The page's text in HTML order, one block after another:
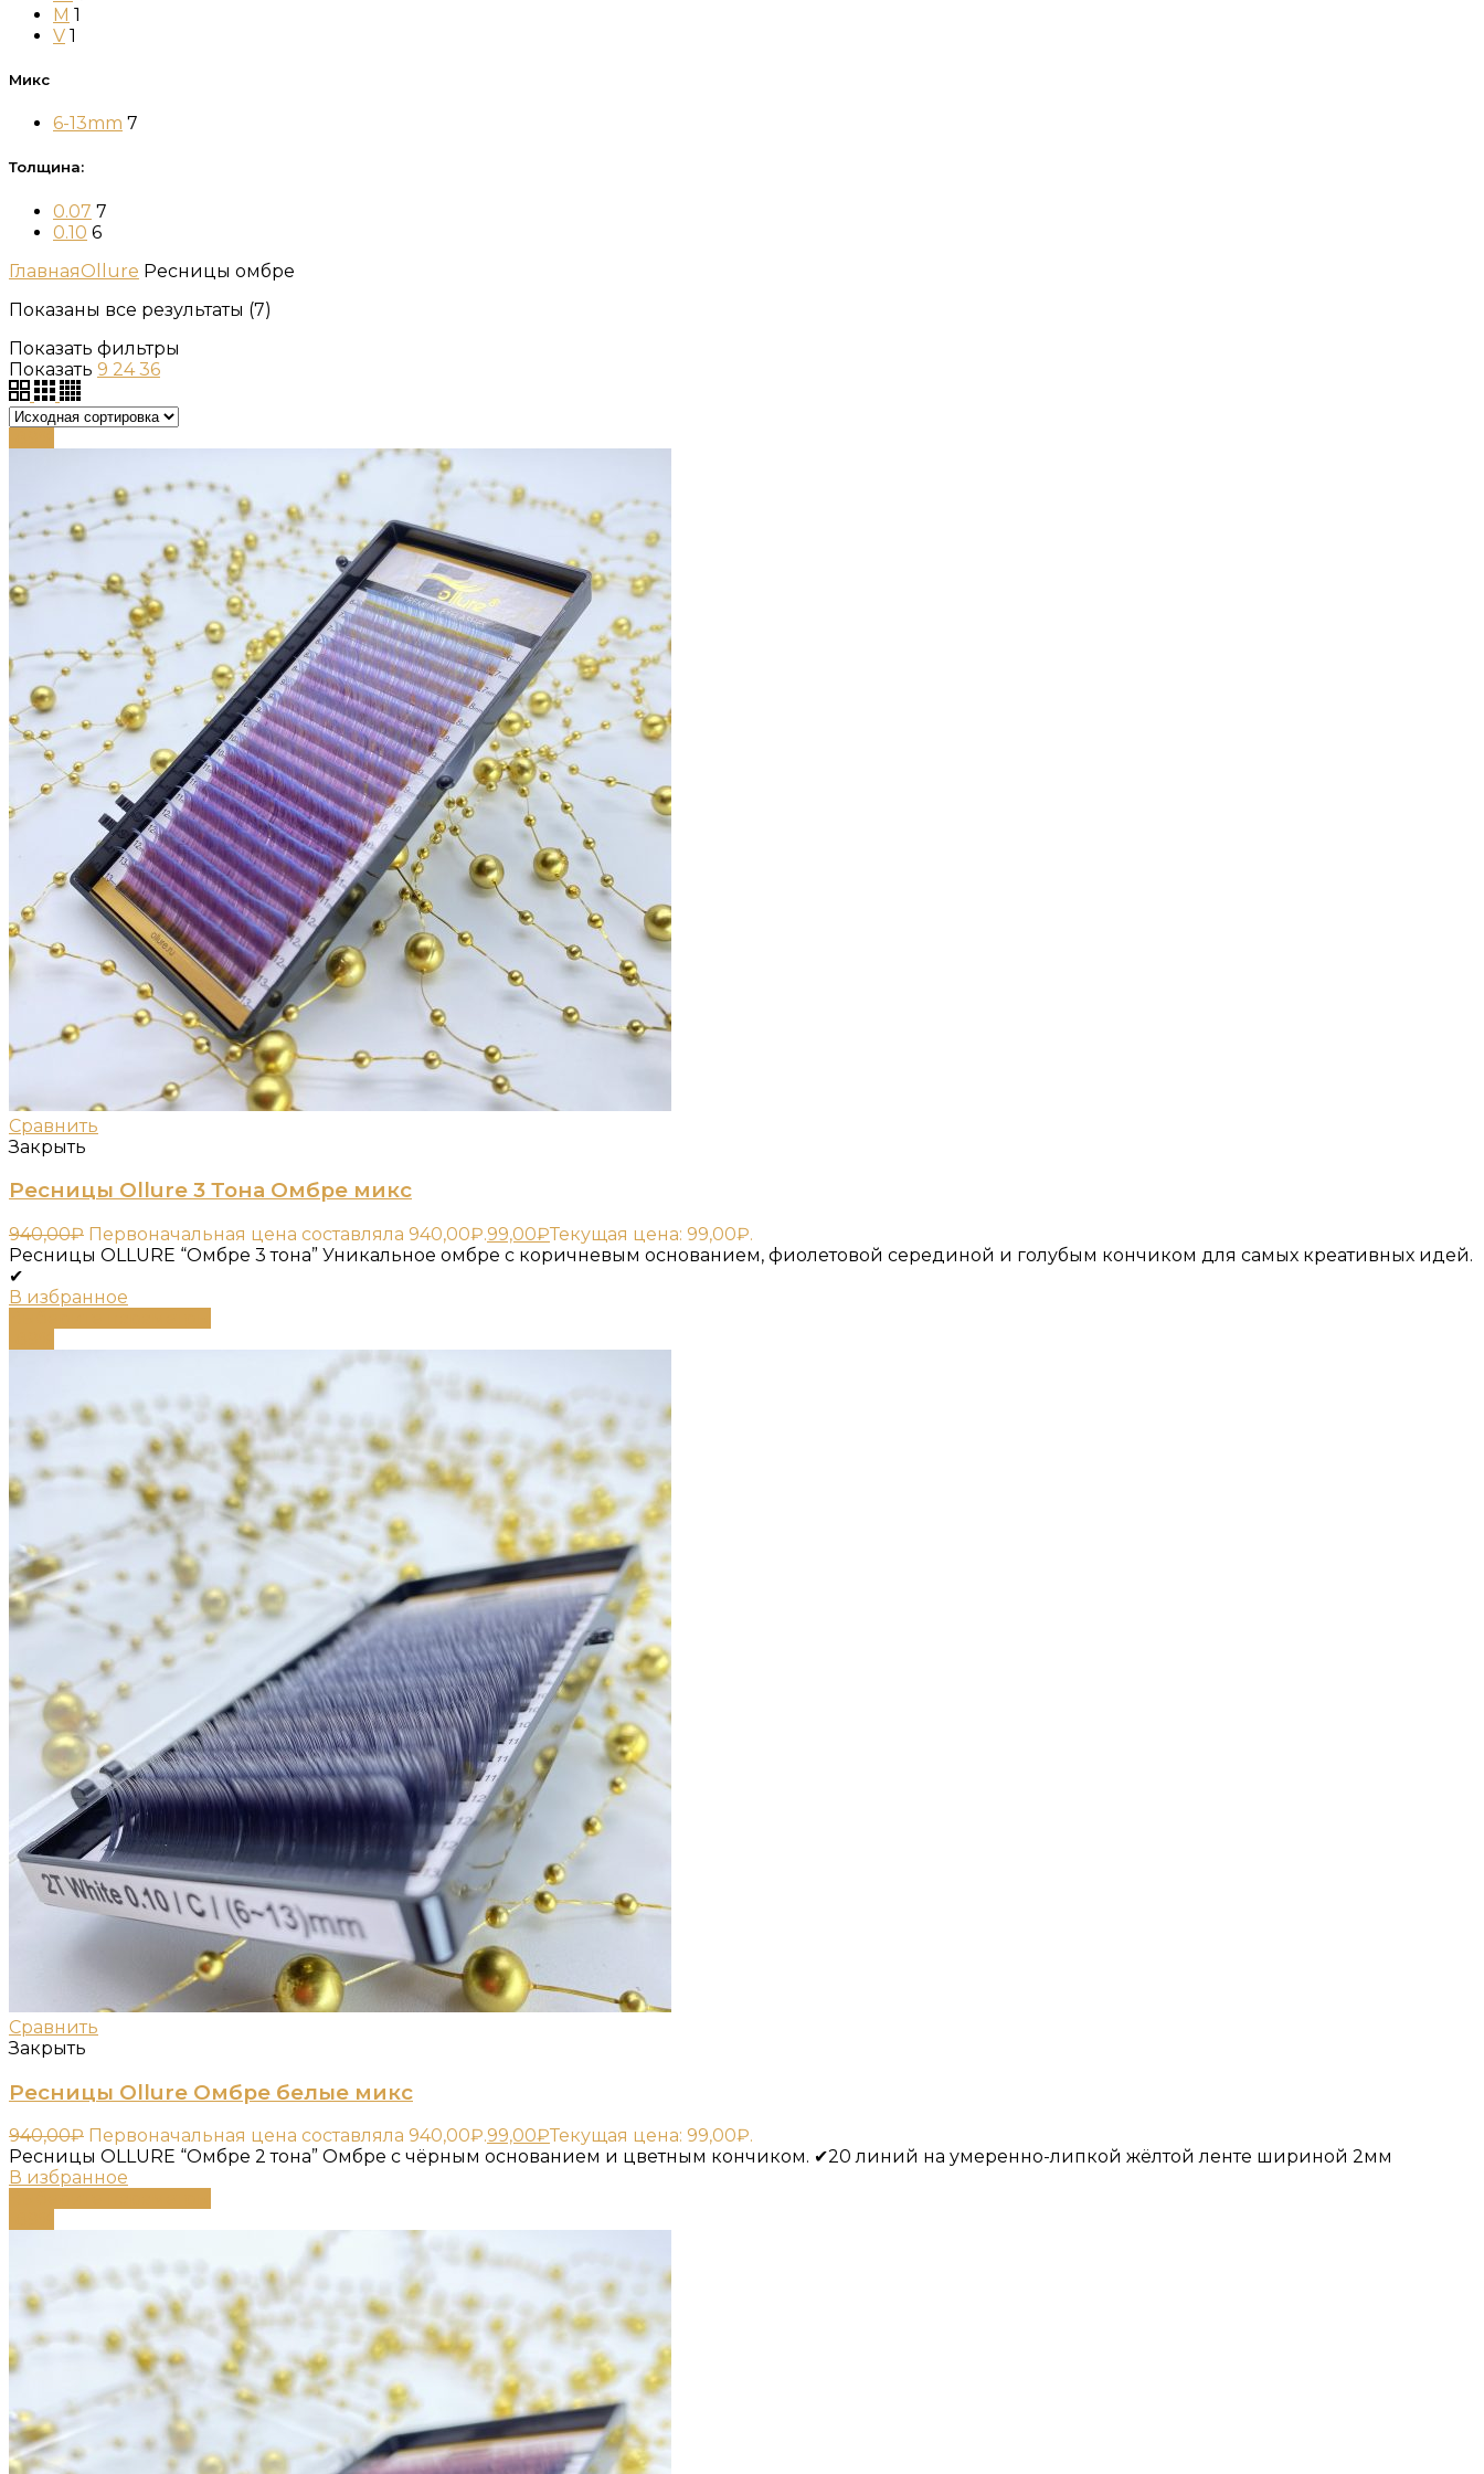
M 1
V 1
Микс
6-13mm 7
Толщина:
0.07 7
0.10 6
ГлавнаяOllure Ресницы омбре
Показаны все результаты (7)
Показать фильтры
Показать 9 24 36
Сравнить
Закрыть
Ресницы Ollure 3 Тона Омбре микс
940,00₽ Первоначальная цена составляла 940,00₽.99,00₽Текущая цена: 99,00₽.
Ресницы OLLURE “Омбре 3 тона” Уникальное омбре с коричневым основанием, фиолетовой серединой и голубым кончиком для самых креативных идей.
✔
В избранное
Сравнить
Закрыть
Ресницы Ollure Омбре белые микс
940,00₽ Первоначальная цена составляла 940,00₽.99,00₽Текущая цена: 99,00₽.
Ресницы OLLURE “Омбре 2 тона” Омбре с чёрным основанием и цветным кончиком. ✔20 линий на умеренно-липкой жёлтой ленте шириной 2мм
В избранное